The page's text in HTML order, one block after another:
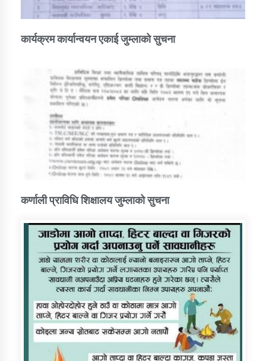
कार्यक्रम कार्यान्वयन एकाई जुम्लाको सुचना
कर्णाली प्राविधि शिक्षालय जुम्लाको सुचना